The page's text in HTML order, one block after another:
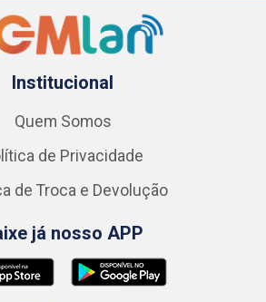
Institucional
Quem Somos
de Privacidade
de Troca e Devolução
já nosso APP